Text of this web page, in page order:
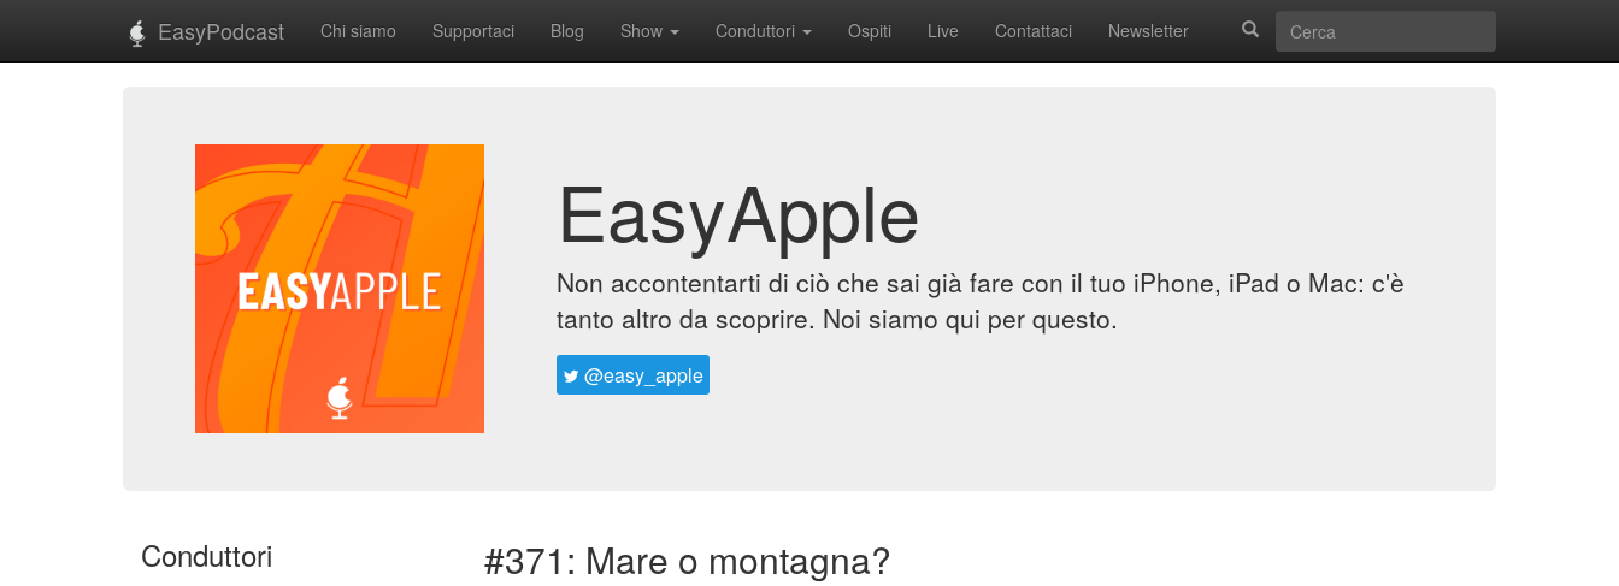
EasyPodcast Chi siamo Supportaci Blog Show Conduttori Ospiti Live Contattaci Newsletter
EasyApple
Non accontentarti di ciò che sai già fare con il tuo iPhone, iPad o Mac: c'è
tanto altro da scoprire. Noi siamo qui per questo.
@easy_apple
Conduttori #371: Mare o montagna?